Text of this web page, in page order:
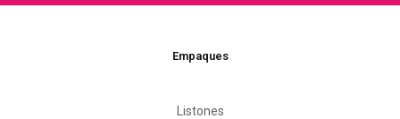
Empaques
Listones